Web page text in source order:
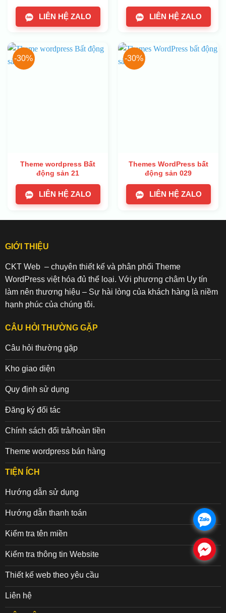
LIÊN HỆ ZALO LIÊN HỆ ZALO
-30%
Theme wordpress Bất
động sản 21
LIÊN HỆ ZALO
-30%
Themes WordPress bất
động sản 029
LIÊN HỆ ZALO
GIỚI THIỆU
CKT Web – chuyên thiết kế và phân phối Theme
WordPress việt hóa đủ thể loại. Với phương châm Uy tín
làm nên thương hiệu – Sự hài lòng của khách hàng là niềm
hạnh phúc của chúng tôi.
CÂU HỎI THƯỜNG GẶP
Câu hỏi thường gặp
Kho giao diện
Quy định sử dụng
Đăng ký đối tác
Chính sách đổi trả/hoàn tiền
Theme wordpress bán hàng
TIỆN ÍCH
Hướng dẫn sử dụng
Hướng dẫn thanh toán
Kiểm tra tên miền
Kiểm tra thông tin Website
Thiết kế web theo yêu cầu
Liên hệ
.
.